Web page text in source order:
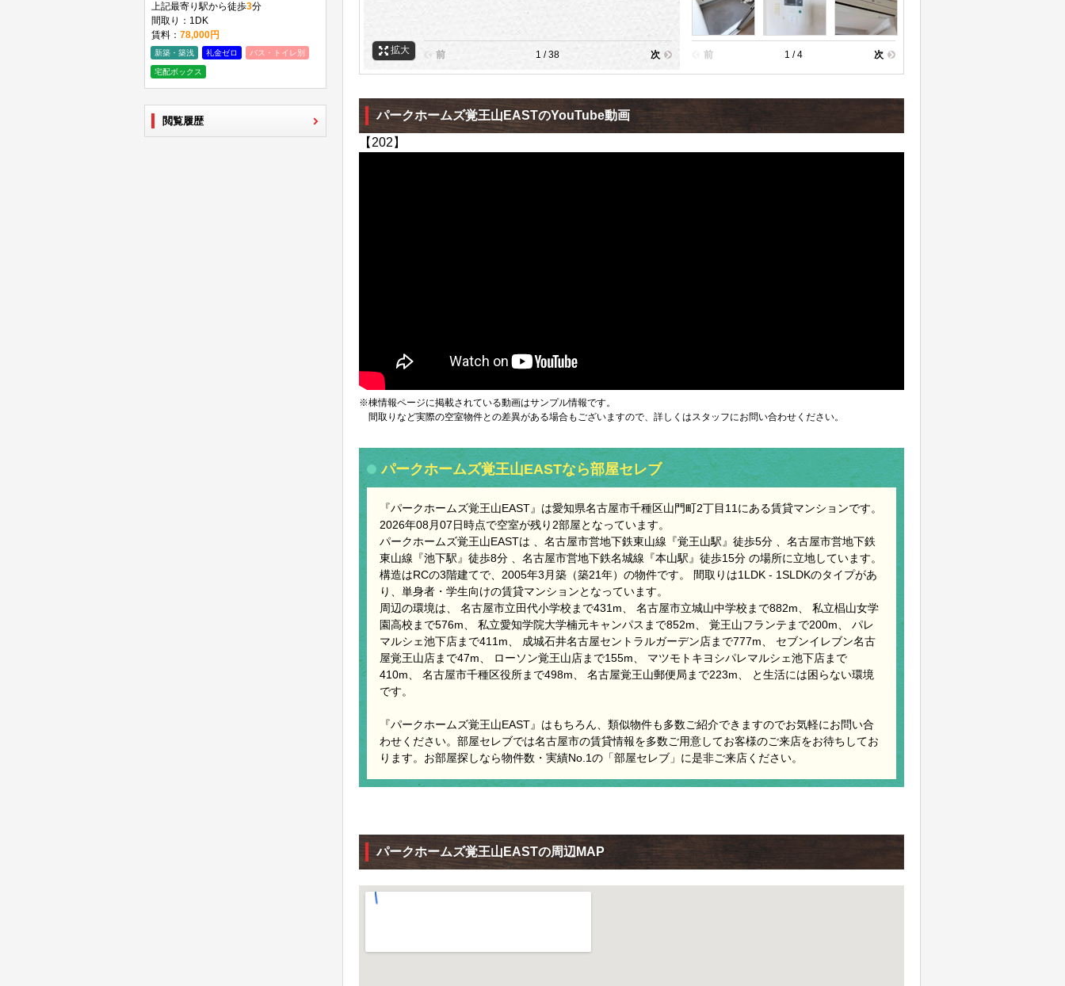
上記最寄り駅から徒歩3分
間取り：1DK
賃料： 78,000円
新築・築浅 礼金ゼロ バス・トイレ別
宅配ボックス
閲覧履歴
拡大 前 1 / 38 次 前 1 / 4 次
パークホームズ覚王山EASTのYouTube動画
【202】
※棟情報ページに掲載されている動画はサンプル情報です。
間取りなど実際の空室物件との差異がある場合もございますので、詳しくはスタッフにお問い合わせください。
パークホームズ覚王山EASTなら部屋セレブ
『パークホームズ覚王山EAST』は愛知県名古屋市千種区山門町2丁目11にある賃貸マンションです。
2026年08月07日時点で空室が残り2部屋となっています。
パークホームズ覚王山EASTは 、名古屋市営地下鉄東山線『覚王山駅』徒歩5分 、名古屋市営地下鉄
東山線『池下駅』徒歩8分 、名古屋市営地下鉄名城線『本山駅』徒歩15分 の場所に立地しています。
構造はRCの3階建てで、2005年3月築（築21年）の物件です。 間取りは1LDK - 1SLDKのタイプがあ
り、単身者・学生向けの賃貸マンションとなっています。
周辺の環境は、 名古屋市立田代小学校まで431m、 名古屋市立城山中学校まで882m、 私立椙山女学
園高校まで576m、 私立愛知学院大学楠元キャンパスまで852m、 覚王山フランテまで200m、 パレ
マルシェ池下店まで411m、 成城石井名古屋セントラルガーデン店まで777m、 セブンイレブン名古
屋覚王山店まで47m、 ローソン覚王山店まで155m、 マツモトキヨシパレマルシェ池下店まで
410m、 名古屋市千種区役所まで498m、 名古屋覚王山郵便局まで223m、 と生活には困らない環境
です。
『パークホームズ覚王山EAST』はもちろん、類似物件も多数ご紹介できますのでお気軽にお問い合
わせください。部屋セレブでは名古屋市の賃貸情報を多数ご用意してお客様のご来店をお待ちしてお
ります。お部屋探しなら物件数・実績No.1の「部屋セレブ」に是非ご来店ください。
パークホームズ覚王山EASTの周辺MAP